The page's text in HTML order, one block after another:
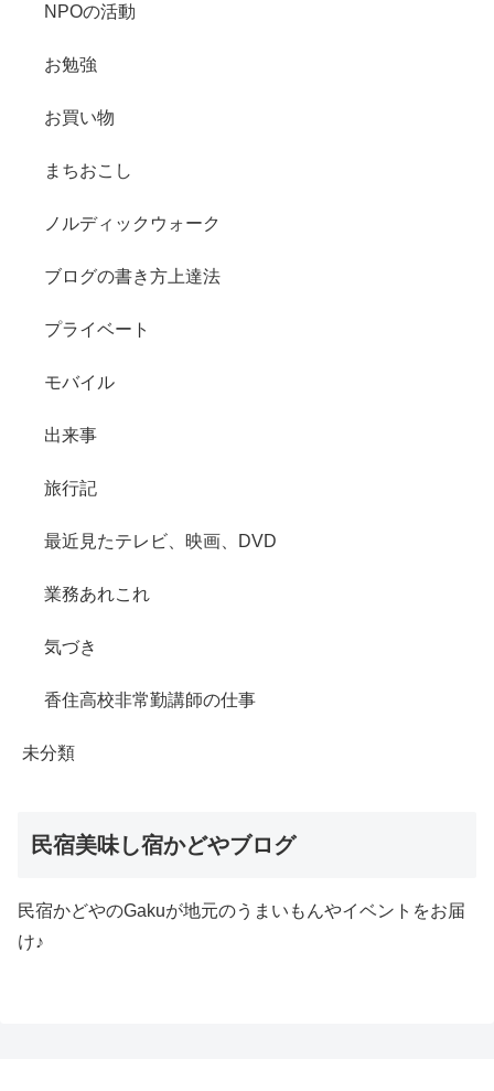
NPOの活動
お勉強
お買い物
まちおこし
ノルディックウォーク
ブログの書き方上達法
プライベート
モバイル
出来事
旅行記
最近見たテレビ、映画、DVD
業務あれこれ
気づき
香住高校非常勤講師の仕事
未分類
民宿美味し宿かどやブログ
民宿かどやのGakuが地元のうまいもんやイベントをお届
け♪